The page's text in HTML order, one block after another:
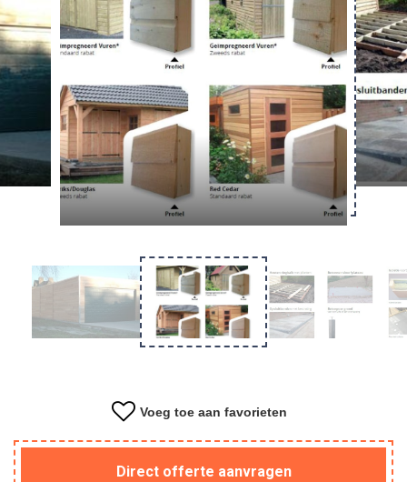
Overkapping
Tuinkantoor
Kapschuur
Materiaal
Voeg toe aan favorieten
Direct offerte aanvragen